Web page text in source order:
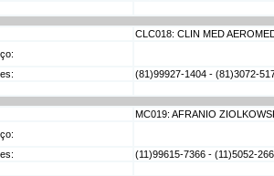
CLC018: CLIN MED
(81)99927-1404 - (81)3072-
MC019: AFRANIO
(11)99615-7366 - (11)5052-